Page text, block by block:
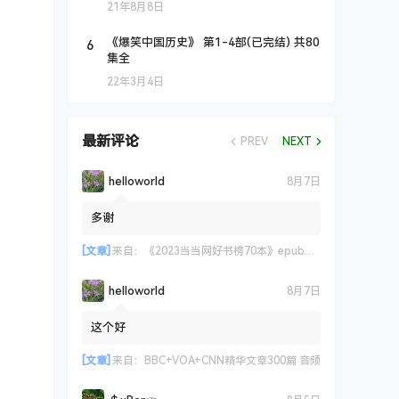
21年8月8日
6
《爆笑中国历史》 第1-4部(已完结) 共80
集全
22年3月4日
最新评论 PREV NEXT
helloworld 8月7日
多谢
[文章] 来自： 《2023当当网好书榜70本》epub+azw3+mobi格式
helloworld 8月7日
这个好
[文章] 来自： BBC+VOA+CNN精华文章300篇 音频